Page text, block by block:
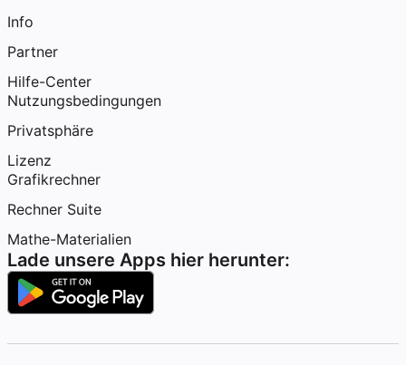
Info
Partner
Hilfe-Center
Nutzungsbedingungen
Privatsphäre
Lizenz
Grafikrechner
Rechner Suite
Mathe-Materialien
Lade unsere Apps hier herunter: